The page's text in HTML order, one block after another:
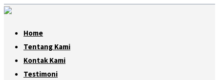
Home
Tentang Kami
Kontak Kami
Testimoni